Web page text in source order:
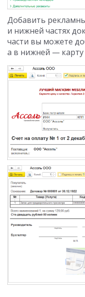
Добавить
и нижней частях
части вы можете
а в нижней — карту